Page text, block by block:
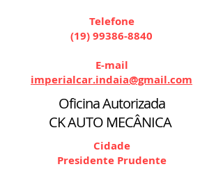
Telefone
(19) 99386-8840
E-mail
imperialcar.indaia@gmail.com
Oficina Autorizada
CK AUTO MECÂNICA
Cidade
Presidente Prudente